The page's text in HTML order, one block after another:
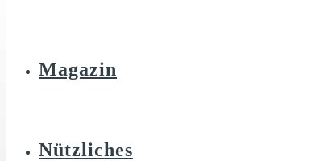
Magazin
Nützliches